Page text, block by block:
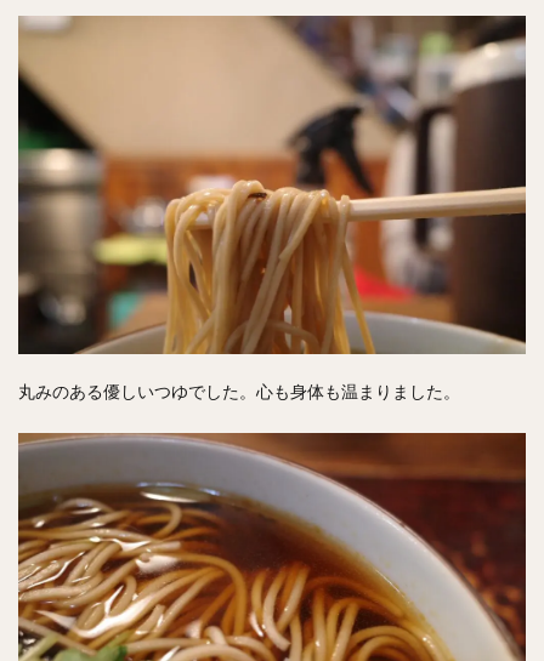
丸みのある優しいつゆでした。心も身体も温まりました。